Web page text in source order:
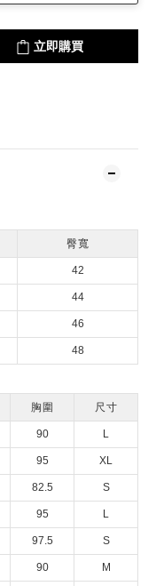
立即購買
臀寬
42
44
46
48
胸圍 尺寸
90 L
95 XL
82.5 S
95 L
97.5 S
90 M